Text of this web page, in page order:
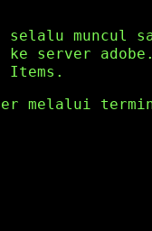
muncul
ke server
Items.
melalui